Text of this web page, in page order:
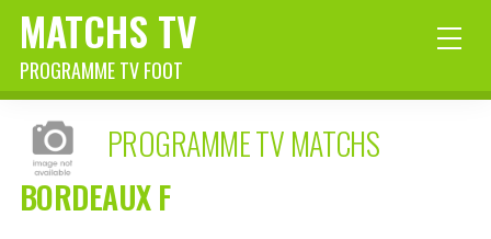
MATCHS TV
PROGRAMME TV FOOT
PROGRAMME TV MATCHS
BORDEAUX F